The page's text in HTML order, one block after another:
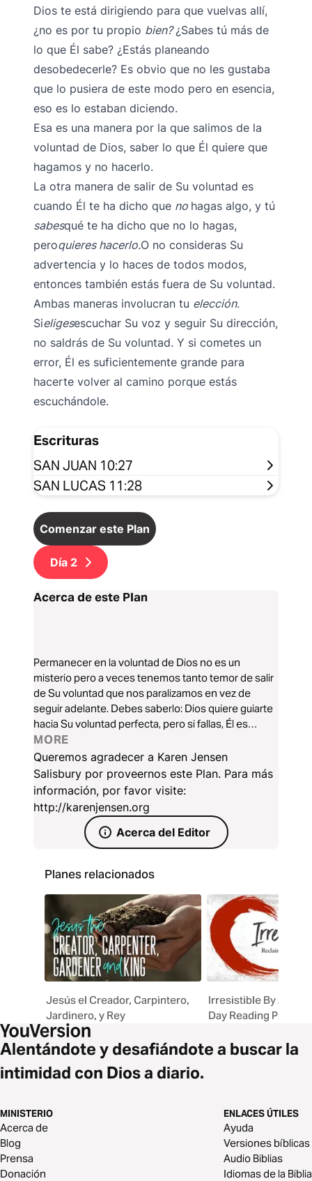
Dios te está dirigiendo para que vuelvas allí,
¿no es por tu propio bien?¿Sabes tú más de
lo que Él sabe? ¿Estás planeando
desobedecerle? Es obvio que no les gustaba
que lo pusiera de este modo pero en esencia,
eso es lo estaban diciendo.
Esa es una manera por la que salimos de la
voluntad de Dios, saber lo que Él quiere que
hagamos y no hacerlo.
La otra manera de salir de Su voluntad es
cuando Él te ha dicho que no hagas algo, y tú
sabesqué te ha dicho que no lo hagas,
peroquieres hacerlo.O no consideras Su
advertencia y lo haces de todos modos,
entonces también estás fuera de Su voluntad.
Ambas maneras involucran tu elección.
Sieligesescuchar Su voz y seguir Su dirección,
no saldrás de Su voluntad. Y si cometes un
error, Él es suficientemente grande para
hacerte volver al camino porque estás
escuchándole.
Escrituras
SAN JUAN 10:27
SAN LUCAS 11:28
Comenzar este Plan
Día 2
Acerca de este Plan
Permanecer en la voluntad de Dios no es un
misterio pero a veces tenemos tanto temor de salir
de Su voluntad que nos paralizamos en vez de
seguir adelante. Debes saberlo: Dios quiere guiarte
hacia Su voluntad perfecta, pero si fallas, Él es
suficientemente grande para volver a encaminarte.
Estas son las únicas dos maneras de salir de la
voluntad de Dios…
MORE
Queremos agradecer a Karen Jensen
Salisbury por proveernos este Plan. Para más
información, por favor visite:
http://karenjensen.org
Acerca del Editor
Planes relacionados
Jesús el Creador, Carpintero,
Jardinero, y Rey
Irresistible By Andy
Day Reading Plan
Alentándote y desafiándote a buscar la
intimidad con Dios a diario.
MINISTERIO
Acerca de
Blog
Prensa
Donación
ENLACES ÚTILES
Ayuda
Versiones bíblicas
Audio Biblias
Idiomas de la Biblia